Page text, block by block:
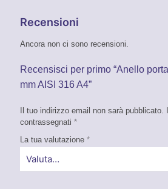
Recensioni
Ancora non ci sono recensioni.
Recensisci per primo “Anello
mm AISI 316 A4”
Il tuo indirizzo email non sarà pubblicato.
contrassegnati *
La tua valutazione *